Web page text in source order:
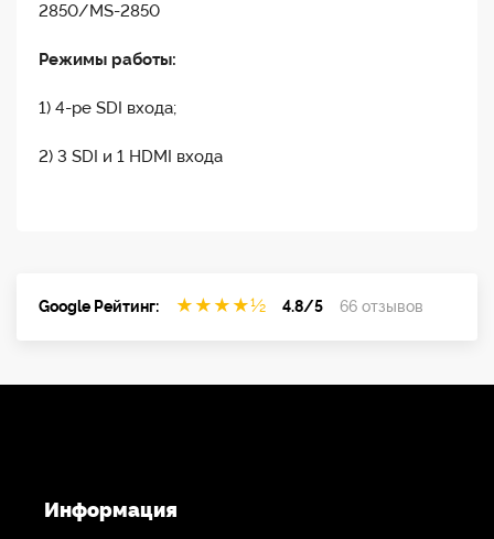
2850/MS-2850
Режимы работы:
1) 4-ре SDI входа;
2) 3 SDI и 1 HDMI входа
Google Рейтинг: ★ ★ ★ ★½ 4.8/5 66 отзывов
Информация